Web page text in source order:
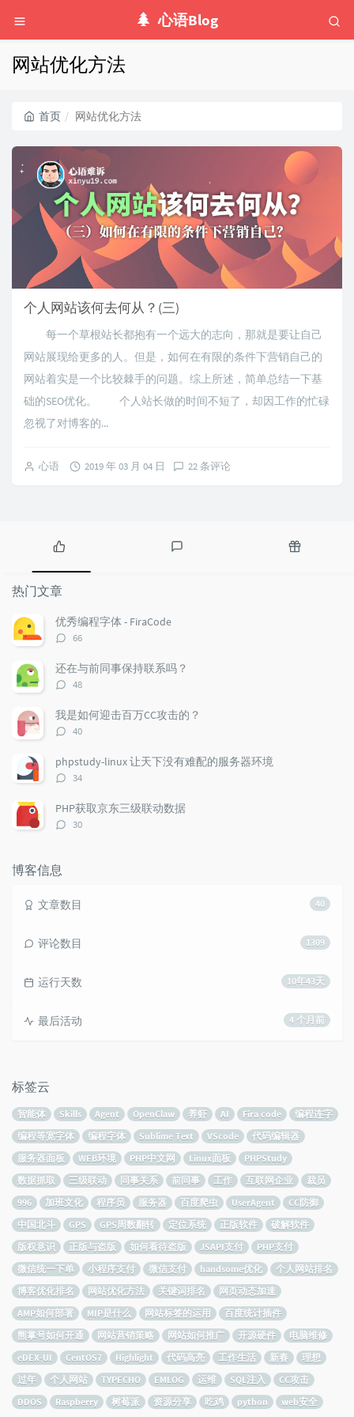
心语Blog
网站优化方法
首页 网站优化方法
个人网站该何去何从？(三)
每一个草根站长都抱有一个远大的志向，那就是要让自己
网站展现给更多的人。但是，如何在有限的条件下营销自己的
网站着实是一个比较棘手的问题。综上所述，简单总结一下基
础的SEO优化。 个人站长做的时间不短了，却因工作的忙碌
忽视了对博客的...
心语 2019 年 03 月 04 日 22 条评论
热
门
文
章
热门文章
优秀编程字体 - FiraCode
评
数：
66
还在与前同事保持联系吗？
评
数：
48
我是如何迎击百万CC攻击的？
评
数：
40
phpstudy-linux 让天下没有难配的服务器环境
评
数：
34
PHP获取京东三级联动数据
评
30
博客信息
40
文章数目
1309
评论数目
10年43天
运行天数
4 个月前
最后活动
标签云
智能体 Skills Agent OpenClaw 养虾 AI Fira code
编程连字
编程等宽字体
编程字体 Sublime Text VScode
代码编辑器
服务器面板
WEB环境 PHP中文网 Linux面板
PHPStudy
数据抓取
三级联动 同事关系 前同事 工作 互联网企业
裁员
996
加班文化 程序员 服务器 百度爬虫 UserAgent
CC防御
中国北斗
GPS GPS周数翻转 定位系统 正版软件
破解软件
版权意识
正版与盗版 如何看待盗版 JSAPI支付
PHP支付
微信统一下单
小程序支付 微信支付 handsome优化
个人网站排名
博客优化排名
网站优化方法 关键词排名
网页动态加速
AMP如何部署
MIP是什么 网站标签的运用
百度统计插件
熊掌号如何开通
网站营销策略 网站如何推广 开源硬件
电脑维修
eDEX-UI
CentOS7 Highlight 代码高亮 工作生活 新春
理想
过年
个人网站 TYPECHO EMLOG 运维 SQL注入
CC攻击
DDOS
Raspberry 树莓派 资源分享 吃鸡 python web安全